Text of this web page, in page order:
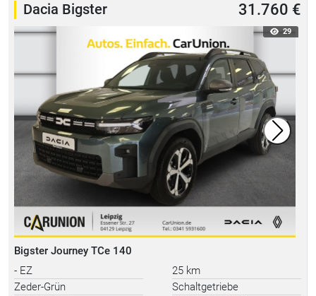
Dacia Bigster 31.760 €
29
Bigster Journey TCe 140
- EZ
25 km
Zeder-Grün
Schaltgetriebe